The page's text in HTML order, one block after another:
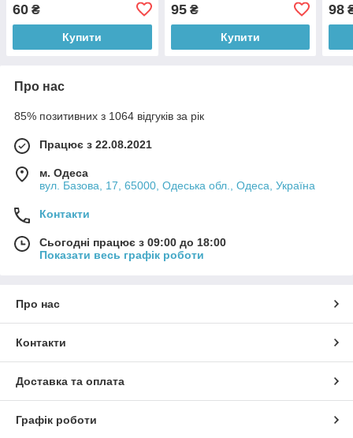
60 ₴
Купити
95₴
Купити
98
Про нас
85% позитивних з 1064 відгуків за рік
Працює з 22.08.2021
м. Одеса
вул. Базова, 17, 65000, Одеська обл., Одеса, Україна
Контакти
Сьогодні працює з 09:00 до 18:00
Показати весь графік роботи
Про нас
Контакти
Доставка та оплата
Графік роботи